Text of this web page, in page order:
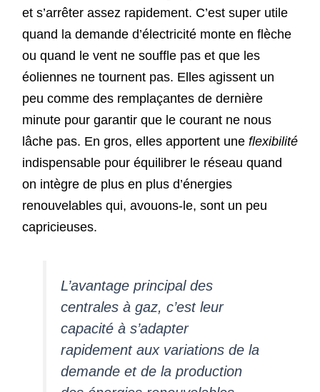
et s’arrêter assez rapidement. C’est super utile
quand la demande d’électricité monte en flèche
ou quand le vent ne souffle pas et que les
éoliennes ne tournent pas. Elles agissent un
peu comme des remplaçantes de dernière
minute pour garantir que le courant ne nous
lâche pas. En gros, elles apportent une flexibilité
indispensable pour équilibrer le réseau quand
on intègre de plus en plus d’énergies
renouvelables qui, avouons-le, sont un peu
capricieuses.
L’avantage principal des
centrales à gaz, c’est leur
capacité à s’adapter
rapidement aux variations de la
demande et de la production